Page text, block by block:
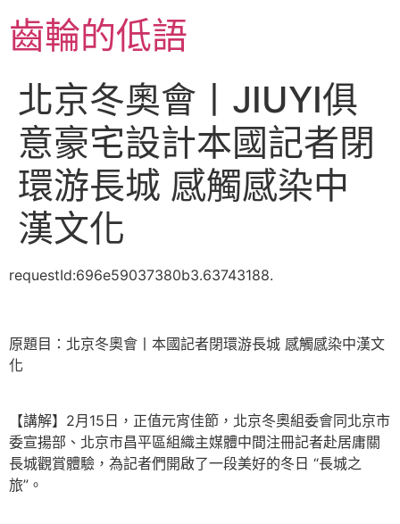
至
主齒輪的低語
北京冬奧會丨JIUYI俱
意豪宅設計本國記者閉
環游長城 感觸感染中
漢文化
requestId:696e59037380b3.63743188.
原題目：北京冬奧會丨本國記者閉環游長城 感觸感染中漢文
化
【講解】2月15日，正值元宵佳節，北京冬奧組委會同北京市
委宣揚部、北京市昌平區組織主媒體中間注冊記者赴居庸關
長城觀賞體驗，為記者們開啟了一段美好的冬日 “長城之
旅”。